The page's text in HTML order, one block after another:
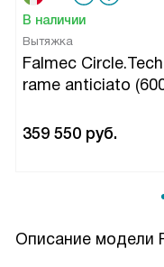
В наличии
Вытяжка
Falmec
rame anticiato
359 550 руб.
Описание модели